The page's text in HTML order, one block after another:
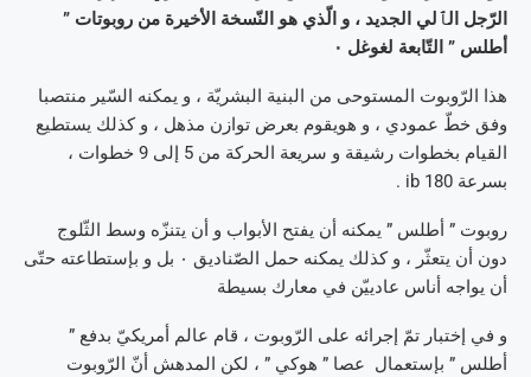
الرّجل الٱلي الجديد ، و الّذي هو النّسخة الأخيرة من روبوتات ”
أطلس ” التّابعة لغوغل ٠
هذا الرّوبوت المستوحى من البنية البشريّة ، و يمكنه السّير منتصبا
وفق خطّ عمودي ، و هويقوم بعرض توازن مذهل ، و كذلك يستطيع
القيام بخطوات رشيقة و سريعة الحركة من 5 إلى 9 خطوات ،
بسرعة 180 ib .
روبوت ” أطلس ” يمكنه أن يفتح الأبواب و أن يتنزّه وسط الثّلوج
دون أن يتعثّر ، و كذلك يمكنه حمل الصّناديق ٠ بل و بإستطاعته حتّى
أن يواجه أناس عادييّن في معارك بسيطة
و في إختبار تمّ إجرائه على الرّوبوت ، قام عالم أمريكيّ بدفع ”
أطلس ” بإستعمال عصا ” هوكي ” ، لكن المدهش أنّ الرّوبوت